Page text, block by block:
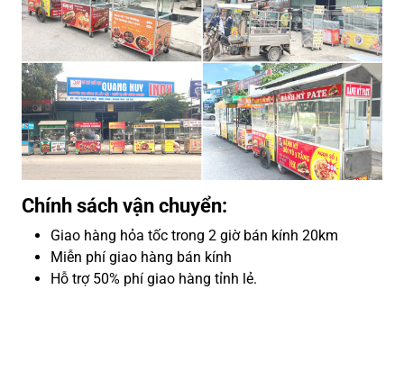
Chính sách vận chuyển:
Giao hàng hỏa tốc trong 2 giờ bán kính 20km
Miễn phí giao hàng bán kính
Hỗ trợ 50% phí giao hàng tỉnh lẻ.